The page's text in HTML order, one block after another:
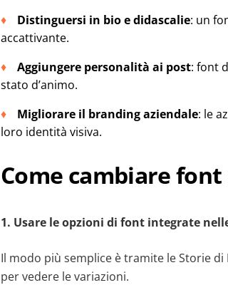
Distinguersi in bio e didascalie: un
accattivante.
Aggiungere personalità ai post: font
stato d’animo.
Migliorare il branding aziendale: le
loro identità visiva.
Come cambiare
1. Usare le opzioni di font integrate
Il modo più semplice è tramite le Storie
per vedere le variazioni.